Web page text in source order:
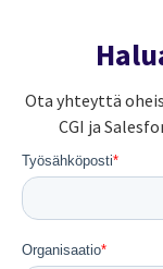
Ota yhteyttä
CGI ja